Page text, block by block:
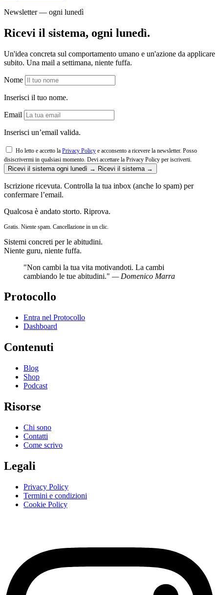
Newsletter — ogni lunedì
Ricevi il sistema, ogni lunedì.
Un'idea concreta sul comportamento umano e un'azione da applicare
subito. Una mail a settimana, niente fuffa.
Nome
Inserisci il tuo nome.
Email
Inserisci un’email valida.
Ho letto e accetto la Privacy Policy e acconsento a ricevere la newsletter. Posso
disiscrivermi in qualsiasi momento. Devi accettare la Privacy Policy per iscriverti.
Ricevi il sistema ogni lunedì → Ricevi il sistema →
Iscrizione ricevuta. Controlla la tua inbox (anche lo spam) per
confermare l’email.
Qualcosa è andato storto. Riprova.
Gratis. Niente spam. Cancellazione in un clic.
Sistemi concreti per le abitudini.
Niente guru, niente fuffa.
"Non cambi la tua vita motivandoti. La cambi
cambiando le tue abitudini." — Domenico Marra
Protocollo
Entra nel Protocollo
Dashboard
Contenuti
Blog
Shop
Podcast
Risorse
Chi sono
Contatti
Come scrivo
Legali
Privacy Policy
Termini e condizioni
Cookie Policy